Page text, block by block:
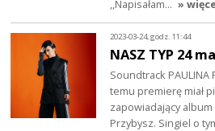
,,Napisałam… »
2023-03-24, godz. 11:44
NASZ TYP 24
Soundtrack PAULINA
temu premierę miał
zapowiadający
Przybysz. Singiel o